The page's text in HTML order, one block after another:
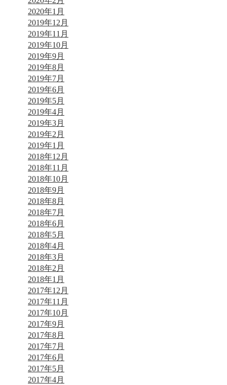
2020年1月
2019年12月
2019年11月
2019年10月
2019年9月
2019年8月
2019年7月
2019年6月
2019年5月
2019年4月
2019年3月
2019年2月
2019年1月
2018年12月
2018年11月
2018年10月
2018年9月
2018年8月
2018年7月
2018年6月
2018年5月
2018年4月
2018年3月
2018年2月
2018年1月
2017年12月
2017年11月
2017年10月
2017年9月
2017年8月
2017年7月
2017年6月
2017年5月
2017年4月